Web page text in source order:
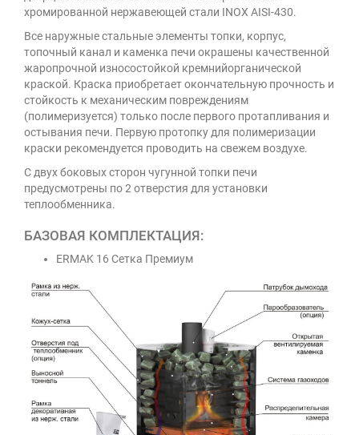
хромированной нержавеющей стали INOX AISI-430.
Все наружные стальные элементы топки, корпус,
топочный канал и каменка печи окрашены качественной
жаропрочной износостойкой кремнийорганической
краской. Краска приобретает окончательную прочность и
стойкость к механическим повреждениям
(полимеризуется) только после первого протапливания и
остывания печи. Первую протопку для полимеризации
краски рекомендуется проводить на свежем воздухе.
С двух боковых сторон чугунной топки печи
предусмотрены по 2 отверстия для установки
теплообменника.
БАЗОВАЯ КОМПЛЕКТАЦИЯ:
ERMAK 16 Сетка Премиум